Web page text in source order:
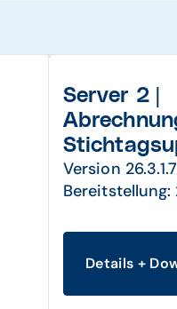
Server 2 |
Version
Bereitstellung:
Details +